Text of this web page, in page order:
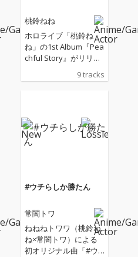
桃鈴ねね
ホロライブ「桃鈴ね
ね」の1st Album『Pea
chful Story』がリリー
ス！ これまでに配信リ
リースしてきた「ねね
ラカラ！」「Liminal」
のほか、新規楽曲を収
録。
9 tracks
#ウチらしか勝たん
常闇トワ
ねねねトワワ（桃鈴ね
ね×常闇トワ）による
初オリジナル曲「#ウ